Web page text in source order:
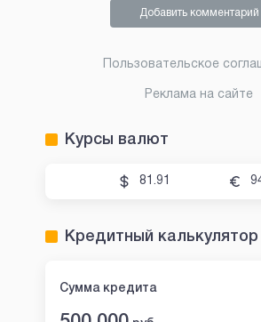
Добавить комментарий
Пользовательское
Реклама на сайте
Курсы валют
81.91
Кредитный калькулятор
Сумма кредита